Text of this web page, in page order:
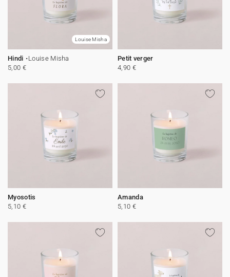
Louise Misha
Hindi
Louise Misha
5,00 €
Petit verger
4,90 €
Myosotis
5,10 €
Amanda
5,10 €